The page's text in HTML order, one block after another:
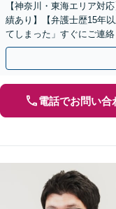
【神奈川・東海エリア対
績あり】【弁護士歴15年
てしまった」すぐにご連
ています。【初回相談無
電話でお問い合